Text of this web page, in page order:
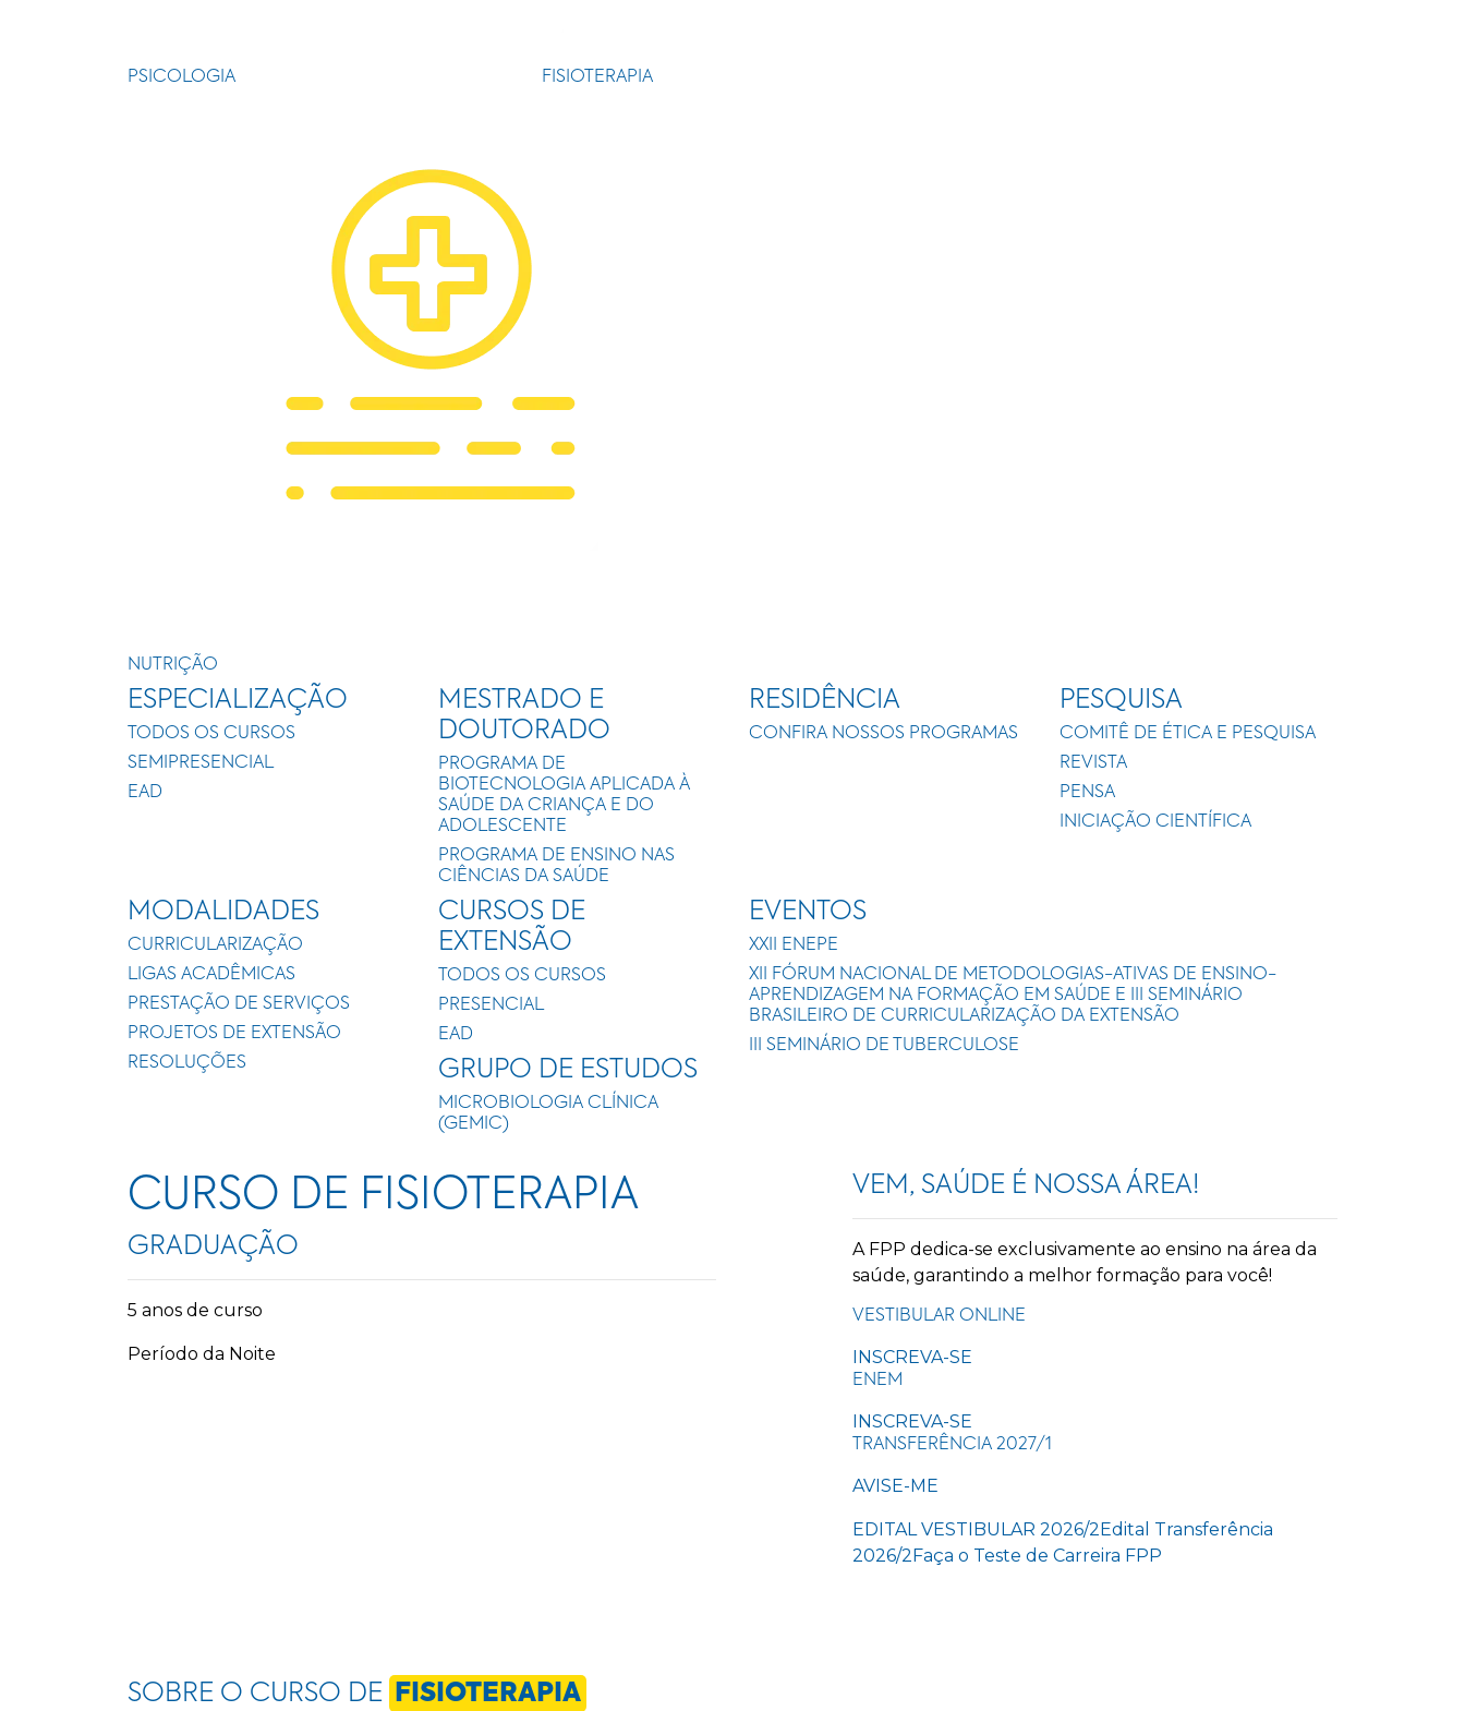
PSICOLOGIA FISIOTERAPIA
NUTRIÇÃO
ESPECIALIZAÇÃO
TODOS OS CURSOS
SEMIPRESENCIAL
EAD
MESTRADO E
DOUTORADO
PROGRAMA DE
BIOTECNOLOGIA APLICADA À
SAÚDE DA CRIANÇA E DO
ADOLESCENTE
PROGRAMA DE ENSINO NAS
CIÊNCIAS DA SAÚDE
RESIDÊNCIA
CONFIRA NOSSOS PROGRAMAS
PESQUISA
COMITÊ DE ÉTICA E PESQUISA
REVISTA
PENSA
INICIAÇÃO CIENTÍFICA
MODALIDADES
CURRICULARIZAÇÃO
LIGAS ACADÊMICAS
PRESTAÇÃO DE SERVIÇOS
PROJETOS DE EXTENSÃO
RESOLUÇÕES
CURSOS DE
EXTENSÃO
TODOS OS CURSOS
PRESENCIAL
EAD
GRUPO DE ESTUDOS
MICROBIOLOGIA CLÍNICA
(GEMIC)
EVENTOS
XXII ENEPE
XII FÓRUM NACIONAL DE METODOLOGIAS-ATIVAS DE ENSINO-
APRENDIZAGEM NA FORMAÇÃO EM SAÚDE E III SEMINÁRIO
BRASILEIRO DE CURRICULARIZAÇÃO DA EXTENSÃO
III SEMINÁRIO DE TUBERCULOSE
CURSO DE FISIOTERAPIA
GRADUAÇÃO
5 anos de curso
Período da Noite
VEM, SAÚDE É NOSSA ÁREA!
A FPP dedica-se exclusivamente ao ensino na área da
saúde, garantindo a melhor formação para você!
VESTIBULAR ONLINE
INSCREVA-SE
ENEM
INSCREVA-SE
TRANSFERÊNCIA 2027/1
AVISE-ME
EDITAL VESTIBULAR 2026/2Edital Transferência
2026/2Faça o Teste de Carreira FPP
SOBRE O CURSO DE FISIOTERAPIA